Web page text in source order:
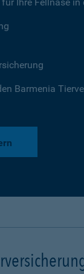
Barmenia